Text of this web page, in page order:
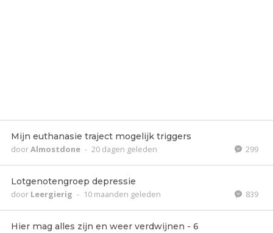
Mijn euthanasie traject mogelijk triggers
doorAlmostdone - 20 dagen geleden 299
Lotgenotengroep depressie
door Leergierig - 10 maanden geleden 839
Hier mag alles zijn en weer verdwijnen - 6